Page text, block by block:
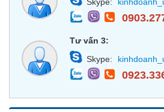
Tư vấn 3:
Skype: